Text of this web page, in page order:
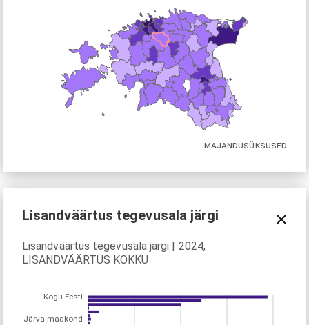
MAJANDUSÜKSUSED
Lisandväärtus tegevusala järgi
Lisandväärtus tegevusala järgi | 2024,
LISANDVÄÄRTUS KOKKU
Kogu Eesti
Järva maakond